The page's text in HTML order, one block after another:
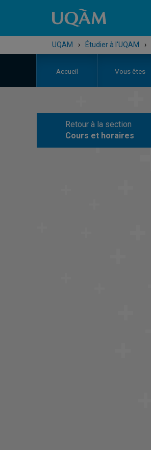
UQAM › Étudier à l'UQAM ›
Accueil Vous êtes
Retour à la section
Cours et horaires